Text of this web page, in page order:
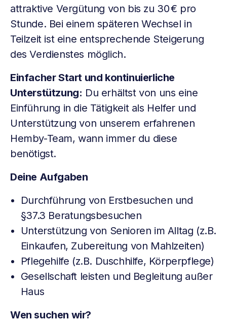
attraktive Vergütung von bis zu 30 € pro
Stunde. Bei einem späteren Wechsel in
Teilzeit ist eine entsprechende Steigerung
des Verdienstes möglich.
Einfacher Start und kontinuierliche
Unterstützung: Du erhältst von uns eine
Einführung in die Tätigkeit als Helfer und
Unterstützung von unserem erfahrenen
Hemby-Team, wann immer du diese
benötigst.
Deine Aufgaben
Durchführung von Erstbesuchen und
§37.3 Beratungsbesuchen
Unterstützung von Senioren im Alltag (z.B.
Einkaufen, Zubereitung von Mahlzeiten)
Pflegehilfe (z.B. Duschhilfe, Körperpflege)
Gesellschaft leisten und Begleitung außer
Haus
Wen suchen wir?